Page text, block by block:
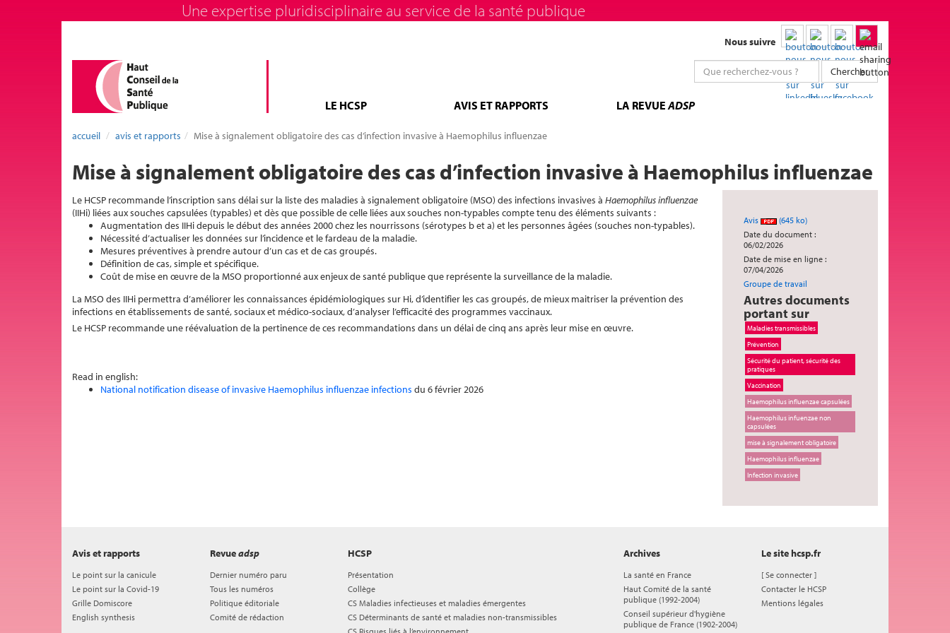
Une expertise pluridisciplinaire au service de la santé publique
Nous suivre
Chercher
LE HCSP AVIS ET RAPPORTS LA REVUEADSP
accueil avis et rapports Mise à signalement obligatoire des cas d’infection invasive à Haemophilus influenzae
Mise à signalement obligatoire des cas d’infection invasive à Haemophilus influenzae
Avis
(645 ko)
Date du document :
06/02/2026
Date de mise en ligne :
07/04/2026
Groupe de travail
Autres documents
portant sur
Maladies transmissibles
Prévention
Sécurité du patient, sécurité des
pratiques
Vaccination
Haemophilus influenzae capsulées
Haemophilus infuenzae non
capsulées
mise à signalement obligatoire
Haemophilus influenzae
Infection invasive
Le HCSP recommande l’inscription sans délai sur la liste des maladies à signalement obligatoire (MSO) des infections invasives à Haemophilus influenzae
(IIHi) liées aux souches capsulées (typables) et dès que possible de celle liées aux souches non-typables compte tenu des éléments suivants :
Augmentation des IIHi depuis le début des années 2000 chez les nourrissons (sérotypes b et a) et les personnes âgées (souches non-typables).
Nécessité d’actualiser les données sur l’incidence et le fardeau de la maladie.
Mesures préventives à prendre autour d’un cas et de cas groupés.
Définition de cas, simple et spécifique.
Coût de mise en œuvre de la MSO proportionné aux enjeux de santé publique que représente la surveillance de la maladie.
La MSO des IIHi permettra d’améliorer les connaissances épidémiologiques sur Hi, d’identifier les cas groupés, de mieux maitriser la prévention des
infections en établissements de santé, sociaux et médico-sociaux, d’analyser l’efficacité des programmes vaccinaux.
Le HCSP recommande une réévaluation de la pertinence de ces recommandations dans un délai de cinq ans après leur mise en œuvre.
Read in english:
National notification disease of invasive Haemophilus influenzae infections du 6 février 2026
HCSP
Présentation
Collège
CS Maladies infectieuses et maladies émergentes
CS Déterminants de santé et maladies non-transmissibles
Avis et rapports
Le point sur la canicule
Le point sur la Covid-19
Grille Domiscore
English synthesis
Revueadsp
Dernier numéro paru
Tous les numéros
Politique éditoriale
Comité de rédaction
Archives
La santé en France
Haut Comité de la santé
publique (1992-2004)
Conseil supérieur d'hygiène
publique de France (1902-2004)
Le site hcsp.fr
[Se connecter ]
Contacter le HCSP
Mentions légales